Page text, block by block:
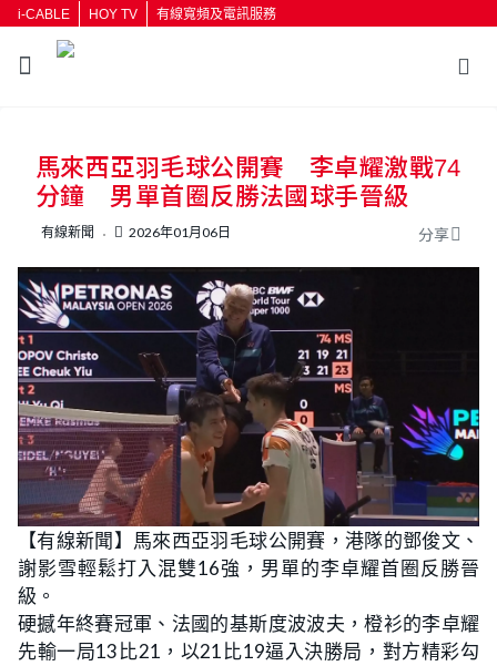
i-CABLE HOY TV 有線寬頻及電訊服務
按輸入鍵開始搜尋
馬來西亞羽毛球公開賽 李卓耀激戰74
分鐘 男單首圈反勝法國球手晉級
有線新聞 2026年01月06日 分享
【有線新聞】馬來西亞羽毛球公開賽，港隊的鄧俊文、
謝影雪輕鬆打入混雙16強，男單的李卓耀首圈反勝晉
級。
硬撼年終賽冠軍、法國的基斯度波波夫，橙衫的李卓耀
先輸一局13比21，以21比19逼入決勝局，對方精彩勾